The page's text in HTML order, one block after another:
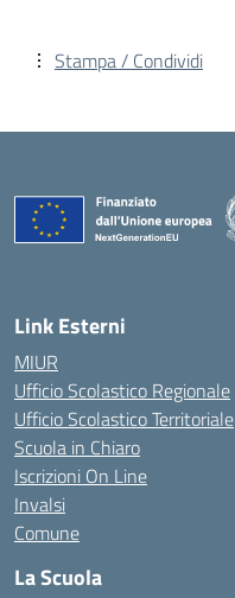
Stampa / Condividi
Link Esterni
MIUR
Ufficio Scolastico Regionale
Ufficio Scolastico Territoriale
Scuola in Chiaro
Iscrizioni On Line
Invalsi
Comune
La Scuola